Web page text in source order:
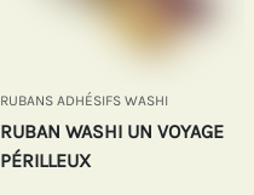
RUBANS ADHÉSIFS WASHI
RUBAN WASHI UN VOYAGE
PÉRILLEUX